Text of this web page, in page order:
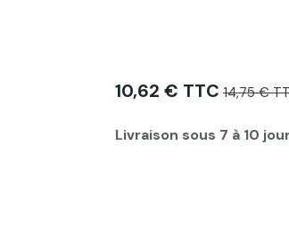
10,62 € TTC 14,75 €
Livraison sous 7 à 10